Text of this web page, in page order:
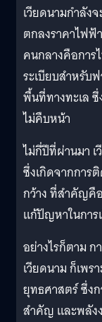
เวียดนามกำลัง
ตกลงราคาไฟ
คนกลางคือการ
ระเบียบสำหรับ
พื้นที่ทางทะเล
ไม่คืบหน้า
ไม่กี่ปีที่ผ่านมา
ซึ่งเกิดจากการ
กว้าง ที่สำคัญคื
แก้ปัญหาในการ
อย่างไรก็ตาม ก
เวียดนาม ก็เพ
ยุทธศาสตร์ ซึ่ง
สำคัญ และพลัง